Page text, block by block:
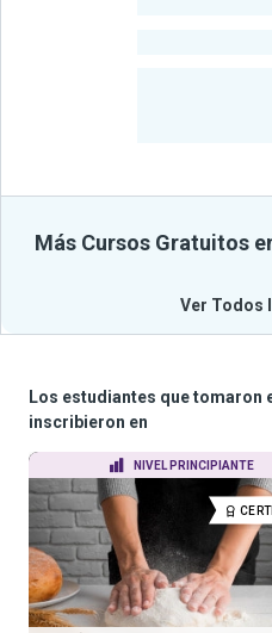
Más Cursos Gratuitos
Ver Todos
Los estudiantes que tomaron
inscribieron en
NIVEL PRINCIPIANTE